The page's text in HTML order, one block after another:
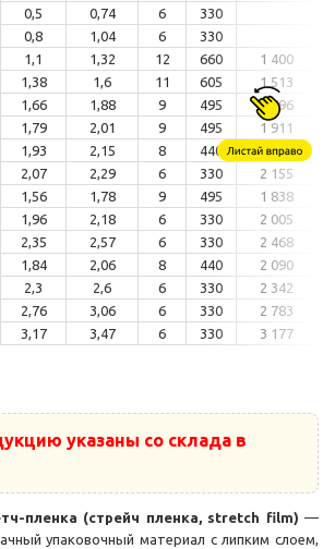
0,5 0,74 6
330
0,8 1,04 6
330
1,1 1,32 12 660 1 400
1,38 1,6 11 605 1 513
1,66 1,88 9 495 1 796
1,79 2,01 9 495 1 911
1,93 2,15 8 440 2 030
2,07 2,29 6 330 2 155
1,56 1,78 9 495 1 838
1,96 2,18 6 330 2 005
2,35 2,57 6 330 2 468
1,84 2,06 8 440 2 090
2,3 2,6 6 330 2 342
2,76 3,06 6 330 2 783
3,17 3,47 6 330 3 177
указаны со склада в
пленка (стрейч пленка, stretch film) —
упаковочный материал с липким слоем,